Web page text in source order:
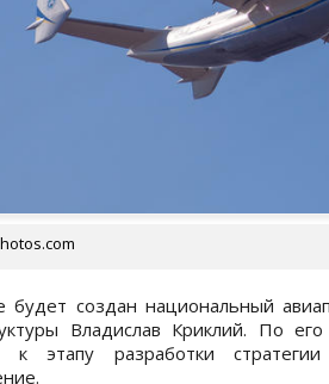
будет создан национальный
Владислав Криклий. По
к этапу разработки